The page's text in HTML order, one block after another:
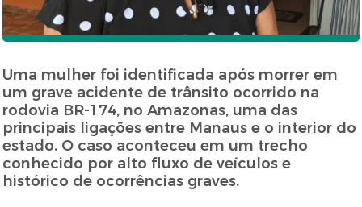
Uma mulher foi identificada após morrer em
um grave acidente de trânsito ocorrido na
rodovia BR-174, no Amazonas, uma das
principais ligações entre Manaus e o interior do
estado. O caso aconteceu em um trecho
conhecido por alto fluxo de veículos e
histórico de ocorrências graves.